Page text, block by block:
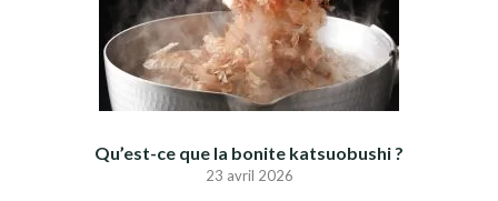
Qu’est-ce que la bonite katsuobushi ?
23 avril 2026